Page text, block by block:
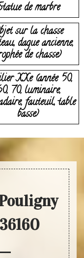
de marbre
sur la chasse
dague ancienne,
de chasse)
XXe (année 50,
70, luminaire,
fauteuil, table
basse)